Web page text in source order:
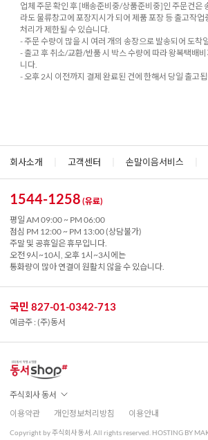
업체 주문 확인 후 [배송준비중/상품준비중]인 주문건은
라도 물류창고에 포장지시가 되어 제품 포장 등 출고작업
처리가 제한될 수 있습니다.
- 주문 수량이 많을 시 여러 개의 송장으로 발송되어 도착
- 출고 후 취소/교환/반품 시 박스 수량에 따라 왕복택배
니다.
- 오후 2시 이전까지 결제 완료된 건에 한해서 당일 출고
회사소개 고객센터 손말이음서비스
1544-1258 (유료)
평일 AM 09:00 ~ PM 06:00
점심 PM 12:00 ~ PM 13:00 (상담불가)
주말 및 공휴일은 휴무입니다.
오전 9시~10시, 오후 1시~3시에는
통화량이 많아 연결이 원활치 않을 수 있습니다.
국민 827-01-0342-713
예금주 : (주)동서
주식회사 동서
이용약관
개인정보처리방침 이용안내
Copyright by 주식회사 동서. All rights reserved. HOSTING BY